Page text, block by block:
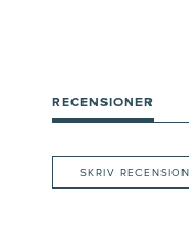
RECENSIONER
SKRIV RECENSION